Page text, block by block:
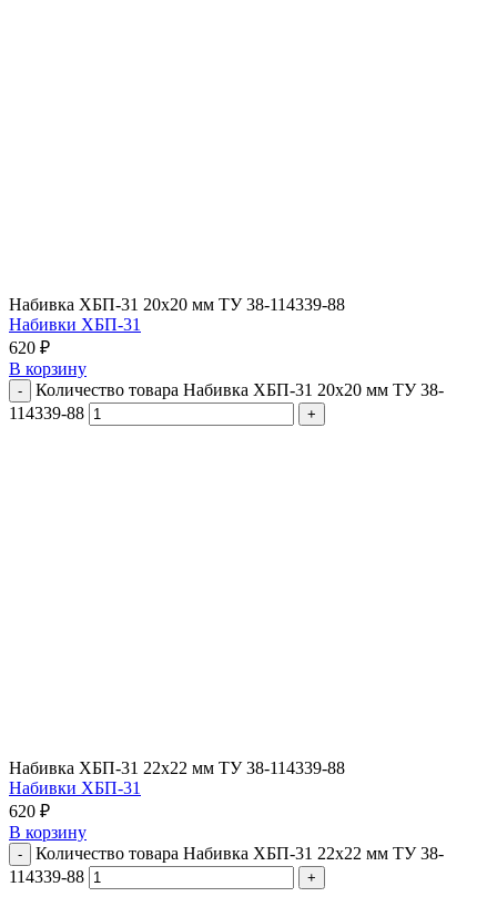
Набивка ХБП-31 20х20 мм ТУ 38-114339-88
Набивки ХБП-31
620 ₽
В корзину
Количество товара Набивка ХБП-31 20х20 мм ТУ 38-
114339-88
Набивка ХБП-31 22х22 мм ТУ 38-114339-88
Набивки ХБП-31
620 ₽
В корзину
Количество товара Набивка ХБП-31 22х22 мм ТУ 38-
114339-88